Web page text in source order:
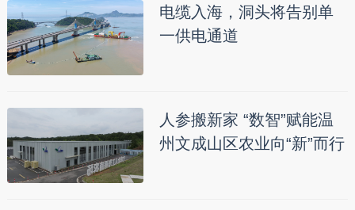
电缆入海，洞头将告别单
一供电通道
人参搬新家 “数智”赋能温
州文成山区农业向“新”而行